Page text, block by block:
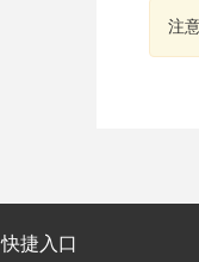
注
快捷入口